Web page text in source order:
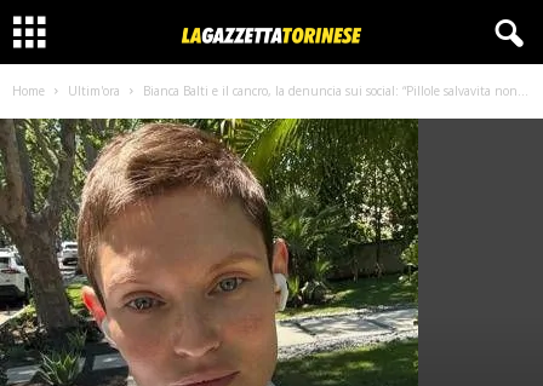
Home Ultim'ora Bianca Balti e il cancro, la denuncia sui social: “Pillole salvavita non...